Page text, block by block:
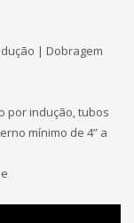
| Dobragem
por indução, tubos
mínimo de 4” a